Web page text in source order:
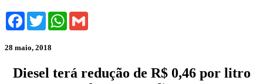
Facebook
TwitterWhatsApp
28 maio, 2018
Diesel terá redução de R$ 0,46 por litro